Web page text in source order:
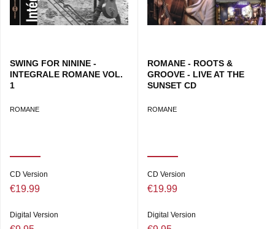
SWING FOR NININE -
INTEGRALE ROMANE VOL.
1
ROMANE
CD Version
€19.99
Digital Version
ROMANE - ROOTS &
GROOVE - LIVE AT THE
SUNSET CD
ROMANE
CD Version
€19.99
Digital Version